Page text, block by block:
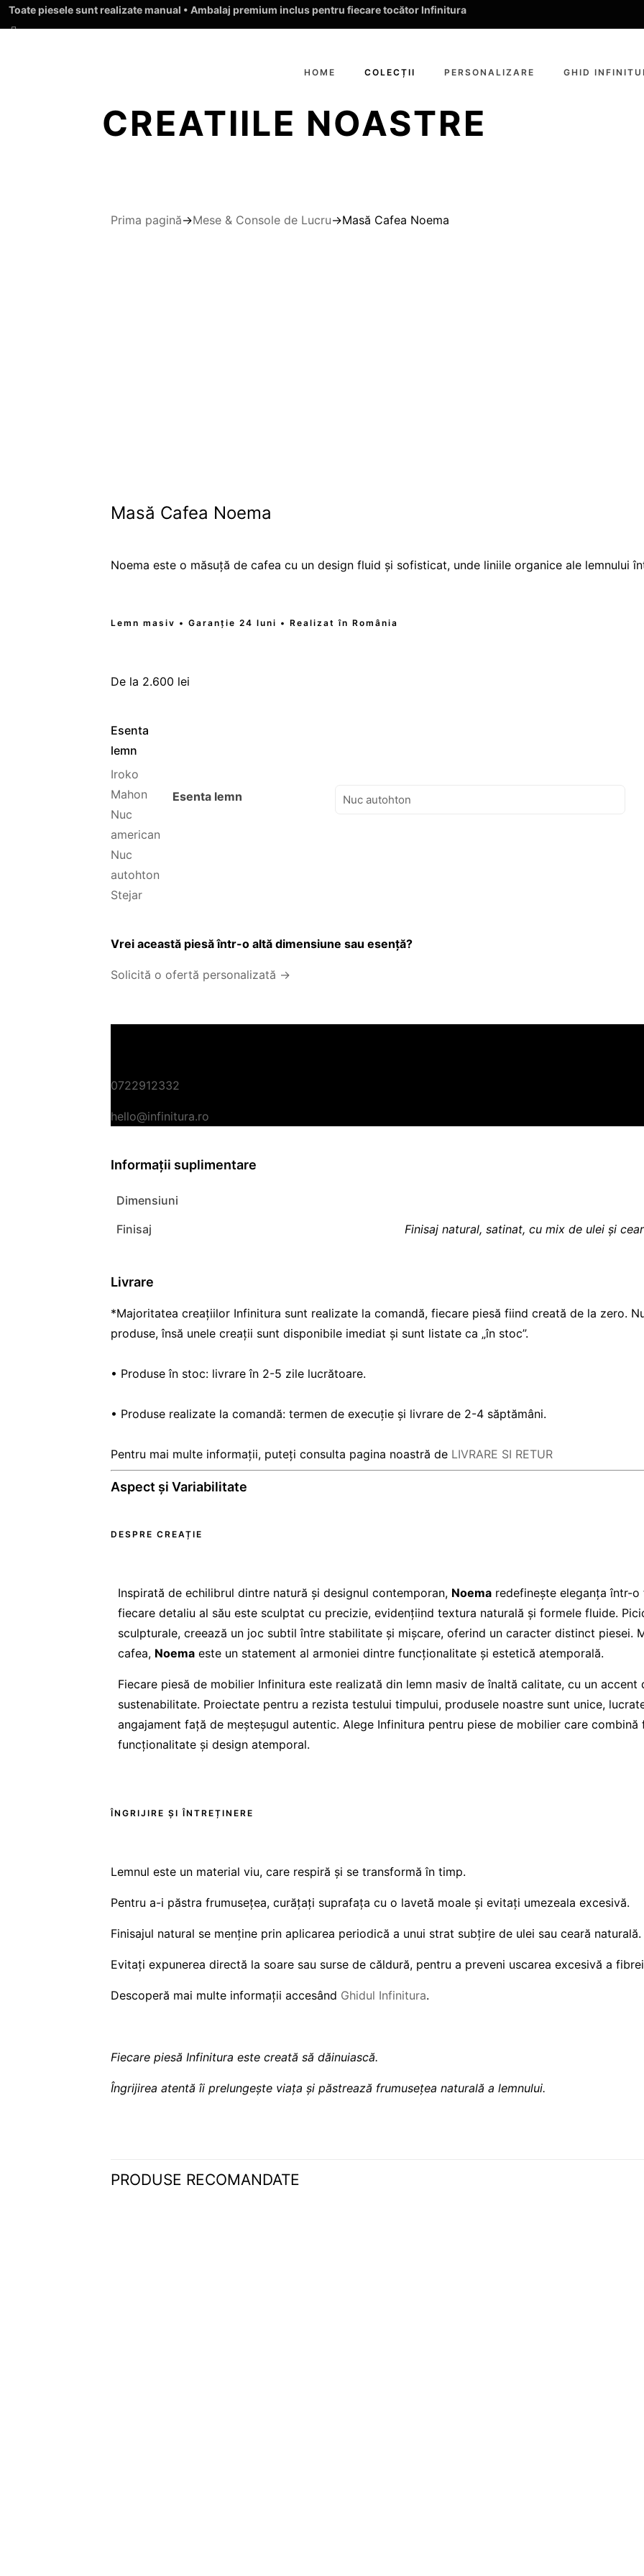
Toate piesele sunt realizate manual • Ambalaj premium inclus pentru fiecare tocător Infinitura
HOME COLECȚII PERSONALIZARE GHID
CREATIILE NOASTRE
Prima pagină→Mese & Console de Lucru→Masă Cafea Noema
Masă Cafea Noema
Noema este o măsuță de cafea cu un design fluid și sofisticat, unde liniile organice ale lemnului
Lemn masiv • Garanție 24 luni • Realizat în România
De la 2.600 lei
Esenta
lemn
Iroko
Mahon
Nuc
american
Nuc
autohton
Stejar
Esenta lemn
Vrei această piesă într-o altă dimensiune sau esență?
Solicită o ofertă personalizată →
0722912332
hello@infinitura.ro
Informații suplimentare
Dimensiuni
Finisaj
Finisaj natural, satinat, cu mix de ulei și
Livrare
*Majoritatea creațiilor Infinitura sunt realizate la comandă, fiecare piesă fiind creată de la zero.
produse, însă unele creații sunt disponibile imediat și sunt listate ca „în stoc”.
• Produse în stoc: livrare în 2-5 zile lucrătoare.
• Produse realizate la comandă: termen de execuție și livrare de 2-4 săptămâni.
Pentru mai multe informații, puteți consulta pagina noastră de LIVRARE SI RETUR
Aspect și Variabilitate
DESPRE CREAȚIE
Inspirată de echilibrul dintre natură și designul contemporan, Noema redefinește eleganța într-o
fiecare detaliu al său este sculptat cu precizie, evidențiind textura naturală și formele fluide.
sculpturale, creează un joc subtil între stabilitate și mișcare, oferind un caracter distinct piesei.
cafea, Noema este un statement al armoniei dintre funcționalitate și estetică atemporală.
Fiecare piesă de mobilier Infinitura este realizată din lemn masiv de înaltă calitate, cu un
sustenabilitate. Proiectate pentru a rezista testului timpului, produsele noastre sunt unice,
angajament față de meșteșugul autentic. Alege Infinitura pentru piese de mobilier care combină
funcționalitate și design atemporal.
ÎNGRIJIRE ȘI ÎNTREȚINERE
Lemnul este un material viu, care respiră și se transformă în timp.
Pentru a-i păstra frumusețea, curățați suprafața cu o lavetă moale și evitați umezeala excesivă.
Finisajul natural se menține prin aplicarea periodică a unui strat subțire de ulei sau ceară naturală.
Evitați expunerea directă la soare sau surse de căldură, pentru a preveni uscarea excesivă a
Descoperă mai multe informații accesând Ghidul Infinitura.
Fiecare piesă Infinitura este creată să dăinuiască.
Îngrijirea atentă îi prelungește viața și păstrează frumusețea naturală a lemnului.
PRODUSE RECOMANDATE